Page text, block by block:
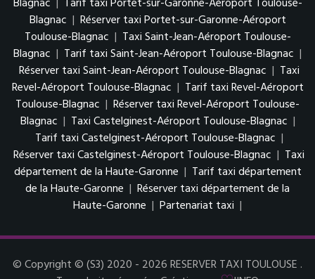
Blagnac | Réserver taxi Portet-sur-Garonne-Aéroport
Toulouse-Blagnac | Taxi Saint-Jean-Aéroport Toulouse-
Blagnac | Tarif taxi Saint-Jean-Aéroport Toulouse-Blagnac |
Réserver taxi Saint-Jean-Aéroport Toulouse-Blagnac | Taxi
Revel-Aéroport Toulouse-Blagnac | Tarif taxi Revel-Aéroport
Toulouse-Blagnac | Réserver taxi Revel-Aéroport Toulouse-
Blagnac | Taxi Castelginest-Aéroport Toulouse-Blagnac |
Tarif taxi Castelginest-Aéroport Toulouse-Blagnac |
Réserver taxi Castelginest-Aéroport Toulouse-Blagnac | Taxi
département de la Haute-Garonne | Tarif taxi département
de la Haute-Garonne | Réserver taxi département de la
Haute-Garonne | Partenariat taxi |
© Copyright © (S3) 2020 - 2026 RESERVER TAXI TOULOUSE .